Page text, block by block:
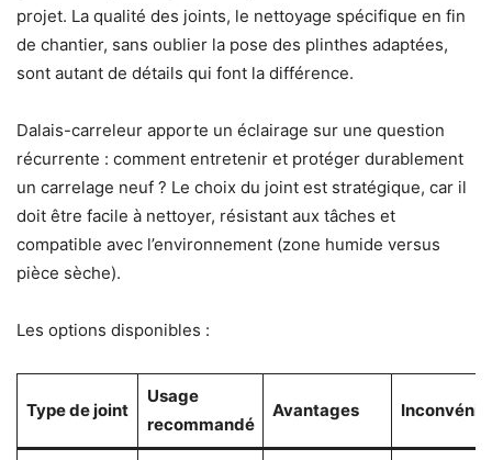
projet. La qualité des joints, le nettoyage spécifique en fin
de chantier, sans oublier la pose des plinthes adaptées,
sont autant de détails qui font la différence.
Dalais-carreleur apporte un éclairage sur une question
récurrente : comment entretenir et protéger durablement
un carrelage neuf ? Le choix du joint est stratégique, car il
doit être facile à nettoyer, résistant aux tâches et
compatible avec l’environnement (zone humide versus
pièce sèche).
Les options disponibles :
Type de joint
Usage
recommandé
Avantages